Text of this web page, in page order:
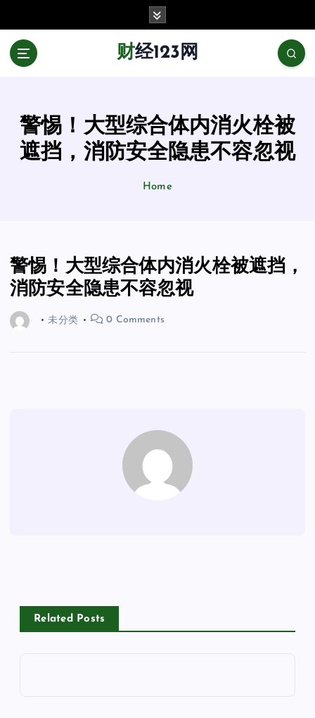
财经123网
警惕！大型综合体内消火栓被
遮挡，消防安全隐患不容忽视
Home
警惕！大型综合体内消火栓被遮挡，
消防安全隐患不容忽视
未分类 0 Comments
Related Posts